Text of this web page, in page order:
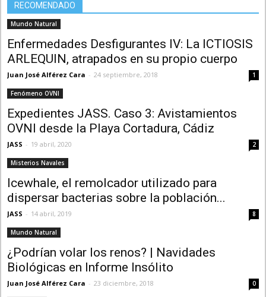
RECOMENDADO
Mundo Natural
Enfermedades Desfigurantes IV: La ICTIOSIS
ARLEQUIN, atrapados en su propio cuerpo
Juan José Alférez Cara - 24 septiembre, 2018 1
Fenómeno OVNI
Expedientes JASS. Caso 3: Avistamientos
OVNI desde la Playa Cortadura, Cádiz
JASS - 19 abril, 2020 2
Misterios Navales
Icewhale, el remolcador utilizado para
dispersar bacterias sobre la población...
JASS - 14 abril, 2019 8
Mundo Natural
¿Podrían volar los renos? | Navidades
Biológicas en Informe Insólito
Juan José Alférez Cara - 23 diciembre, 2018 0